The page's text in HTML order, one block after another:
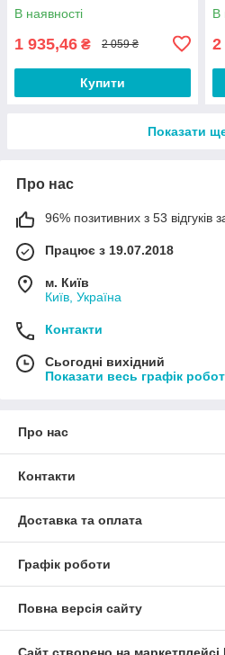
В наявності
1 935,46 ₴ 2 059 ₴
Купити
В
2
Показати
Про нас
96% позитивних з 53 відгуків
Працює з 19.07.2018
м. Київ
Київ, Україна
Контакти
Сьогодні вихідний
Показати весь графік
Про нас
Контакти
Доставка та оплата
Графік роботи
Повна версія сайту